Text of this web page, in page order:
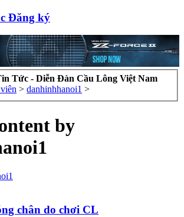
Đăng ký
Tức - Diễn Đàn Cầu Lông Việt Nam
> danhinhhanoi1 >
by
chân do chơi CL